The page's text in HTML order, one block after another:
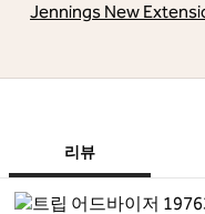
Jennings New
리뷰